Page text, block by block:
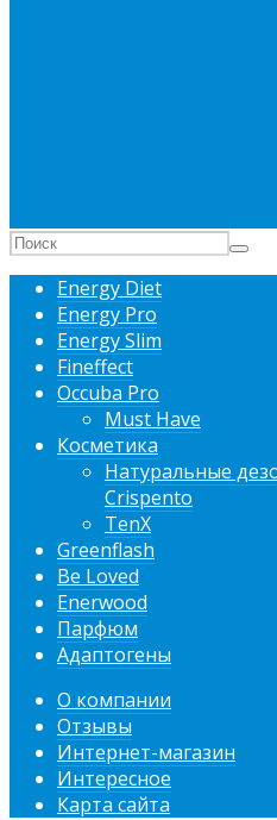
Energy Diet
Energy Pro
Energy Slim
Fineffect
Occuba Pro
Must Have
Косметика
Натуральные
Crispento
TenX
Greenflash
Be Loved
Enerwood
Парфюм
Адаптогены
О компании
Отзывы
Интернет-магазин
Интересное
Карта сайта